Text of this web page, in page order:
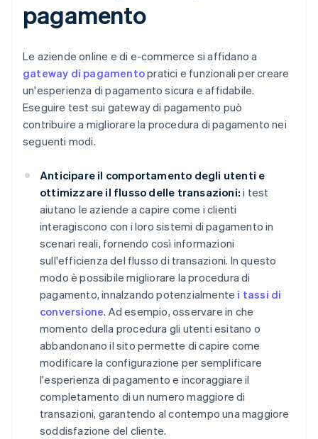
pagamento
Le aziende online e di e-commerce si affidano a
gateway di pagamentopratici e funzionali per creare
un'esperienza di pagamento sicura e affidabile.
Eseguire test sui gateway di pagamento può
contribuire a migliorare la procedura di pagamento nei
seguenti modi.
Anticipare il comportamento degli utenti e
ottimizzare il flusso delle transazioni: i test
aiutano le aziende a capire come i clienti
interagiscono con i loro sistemi di pagamento in
scenari reali, fornendo così informazioni
sull'efficienza del flusso di transazioni. In questo
modo è possibile migliorare la procedura di
pagamento, innalzando potenzialmente i tassi di
conversione. Ad esempio, osservare in che
momento della procedura gli utenti esitano o
abbandonano il sito permette di capire come
modificare la configurazione per semplificare
l'esperienza di pagamento e incoraggiare il
completamento di un numero maggiore di
transazioni, garantendo al contempo una maggiore
soddisfazione del cliente.